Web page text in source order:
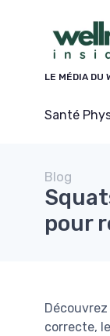
LE MÉDIA DU
Santé
Blog
pour
correcte,